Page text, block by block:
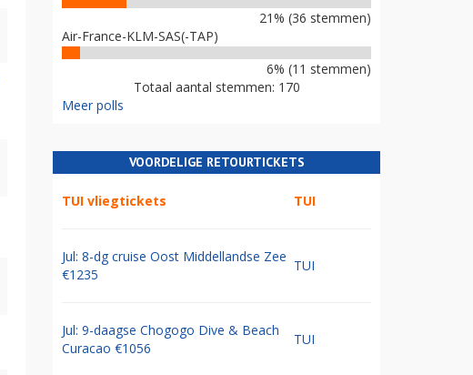
21% (36 stemmen)
Air-France-KLM-SAS(-TAP)
6% (11 stemmen)
Totaal aantal stemmen: 170
Meer polls
VOORDELIGE RETOURTICKETS
TUI vliegtickets TUI
Jul: 8-dg cruise Oost Middellandse Zee
€1235
TUI
Jul: 9-daagse Chogogo Dive & Beach
Curacao €1056
TUI